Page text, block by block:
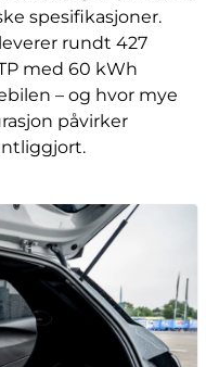
spesifikasjoner.
rundt 427
med 60 kWh
– og hvor mye
påvirker